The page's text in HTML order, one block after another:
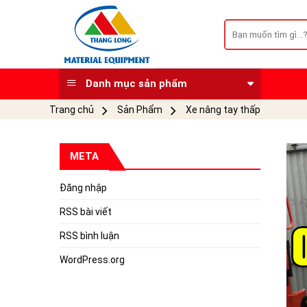
kiếm:
Danh mục sản phẩm
Trang chủ Sản Phẩm Xe nâng tay thấp
META
Đăng nhập
RSS bài viết
RSS bình luận
WordPress.org